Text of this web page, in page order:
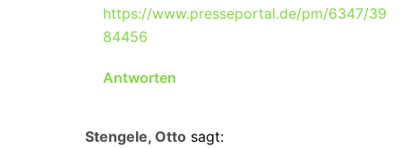
https://www.presseportal.de/pm/6347/39
84456
Antworten
Stengele, Otto sagt: